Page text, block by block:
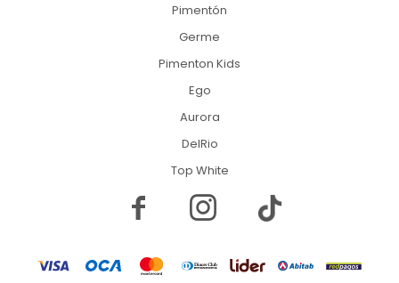
Pimentón
Germe
Pimenton Kids
Ego
Aurora
DelRio
Top White
 